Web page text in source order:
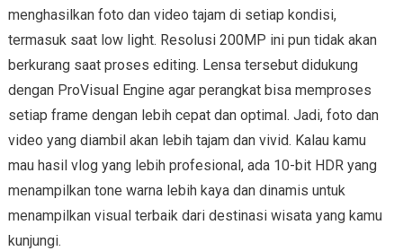
menghasilkan foto dan video tajam di setiap kondisi,
termasuk saat low light. Resolusi 200MP ini pun tidak akan
berkurang saat proses editing. Lensa tersebut didukung
dengan ProVisual Engine agar perangkat bisa memproses
setiap frame dengan lebih cepat dan optimal. Jadi, foto dan
video yang diambil akan lebih tajam dan vivid. Kalau kamu
mau hasil vlog yang lebih profesional, ada 10-bit HDR yang
menampilkan tone warna lebih kaya dan dinamis untuk
menampilkan visual terbaik dari destinasi wisata yang kamu
kunjungi.